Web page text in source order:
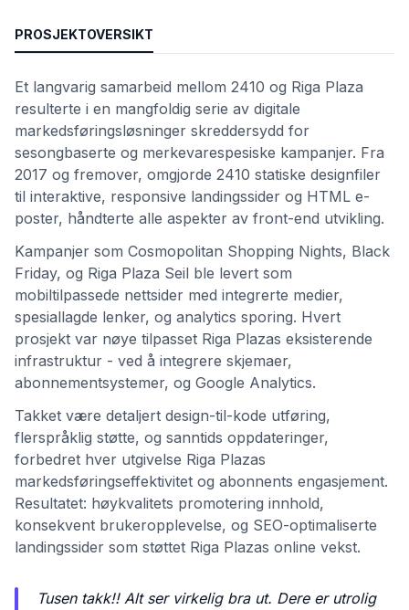
PROSJEKTOVERSIKT
Et langvarig samarbeid mellom 2410 og Riga Plaza
resulterte i en mangfoldig serie av digitale
markedsføringsløsninger skreddersydd for
sesongbaserte og merkevarespesiske kampanjer. Fra
2017 og fremover, omgjorde 2410 statiske designfiler
til interaktive, responsive landingssider og HTML e-
poster, håndterte alle aspekter av front-end utvikling.
Kampanjer som Cosmopolitan Shopping Nights, Black
Friday, og Riga Plaza Seil ble levert som
mobiltilpassede nettsider med integrerte medier,
spesiallagde lenker, og analytics sporing. Hvert
prosjekt var nøye tilpasset Riga Plazas eksisterende
infrastruktur - ved å integrere skjemaer,
abonnementsystemer, og Google Analytics.
Takket være detaljert design-til-kode utføring,
flerspråklig støtte, og sanntids oppdateringer,
forbedret hver utgivelse Riga Plazas
markedsføringseffektivitet og abonnents engasjement.
Resultatet: høykvalitets promotering innhold,
konsekvent brukeropplevelse, og SEO-optimaliserte
landingssider som støttet Riga Plazas online vekst.
Tusen takk!! Alt ser virkelig bra ut. Dere er utrolig